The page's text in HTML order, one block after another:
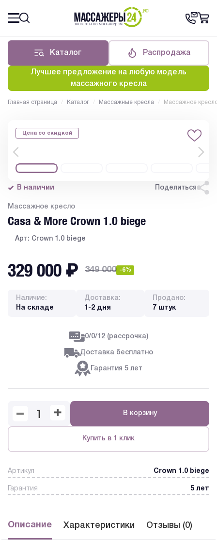
Каталог Распродажа
Лучшее предложение на любую модель
массажного кресла
Главная страница / Каталог / Массажные кресла / Массажное
Цена со скидкой
В наличии Поделиться
Массажное кресло
Casa & More Crown 1.0 biege
Арт: Crown 1.0 biege
329 000 ₽ -6%
349 000
Наличие:
На складе
Доставка:
1-2 дня
Продано:
7 штук
0/0/12 (рассрочка)
Доставка бесплатно
Гарантия 5 лет
В корзину
Купить в 1 клик
Артикул Crown 1.0 biege
Гарантия 5 лет
Описание Характеристики Отзывы (0)